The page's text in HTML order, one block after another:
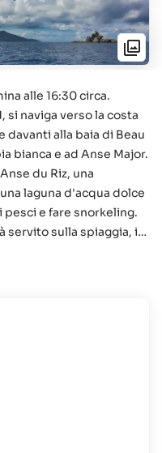
alle 16:30 circa.
si naviga verso la costa
alla baia di Beau
bianca e ad Anse Major.
du Riz, una
laguna d'acqua dolce
e fare snorkeling.
servito sulla spiaggia, in
giro di snorkeling.
della costa di Mahé e
avventura